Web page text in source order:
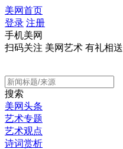
美网首页
登录 注册
手机美网
扫码关注 美网艺术 有礼相送
搜索
美网头条
艺术专题
艺术观点
诗词赏析